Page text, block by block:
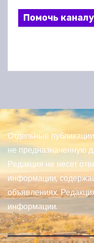
Помочь каналу
Отдельные
не предназначенную
Редакция не несет
информации,
объявлениях.
информации.